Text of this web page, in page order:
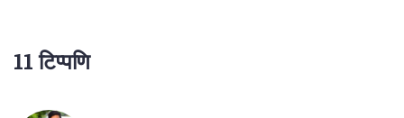
11 टिप्पणि